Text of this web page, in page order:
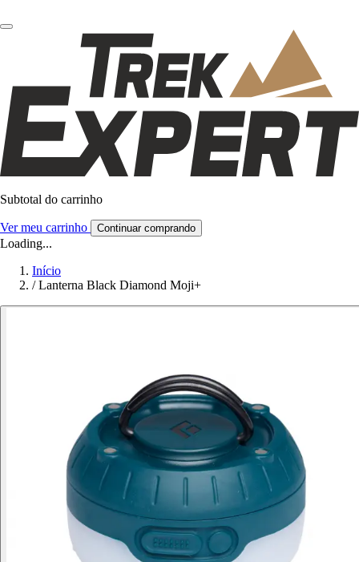
Subtotal do carrinho
Ver meu carrinho Continuar comprando
Loading...
Início
/ Lanterna Black Diamond Moji+